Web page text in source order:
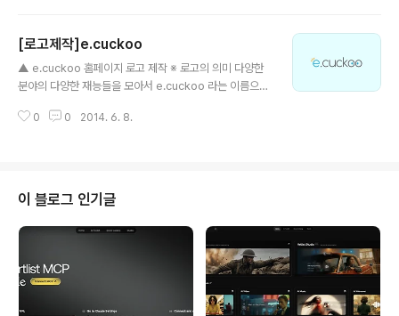
[로고제작]e.cuckoo
▲ e.cuckoo 홈페이지 로고 제작 ※ 로고의 의미 다양한
분야의 다양한 재능들을 모아서 e.cuckoo 라는 이름으로
는 의뢰자님의 요청에 따라, 알파벳 'OO'에 눈동자를 배치
0 0 2014. 6. 8.
이 블로그 인기글